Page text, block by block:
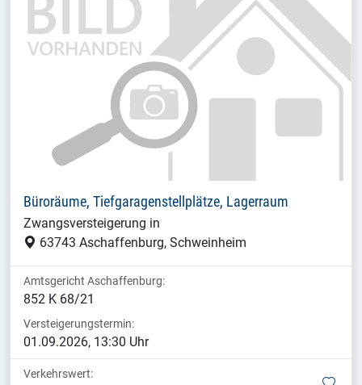
Büroräume, Tiefgaragenstellplätze, Lagerraum
Zwangsversteigerung in
63743 Aschaffenburg, Schweinheim
Amtsgericht Aschaffenburg:
852 K 68/21
Versteigerungstermin:
01.09.2026, 13:30 Uhr
Verkehrswert: